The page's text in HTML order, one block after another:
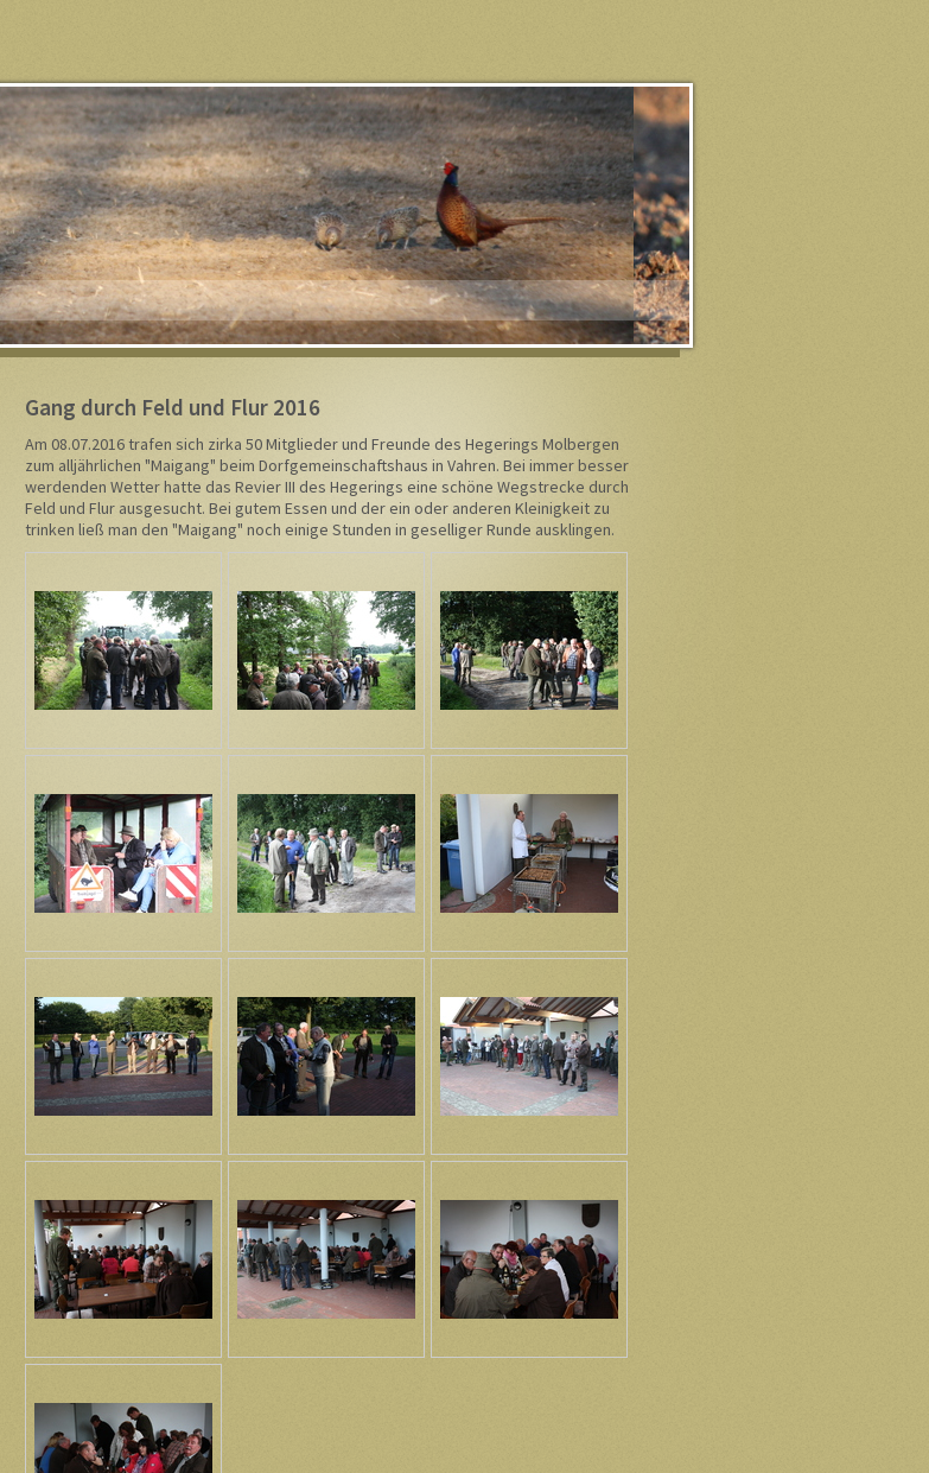
Gang durch Feld und Flur 2016
Am 08.07.2016 trafen sich zirka 50 Mitglieder und Freunde des Hegerings Molbergen
zum alljährlichen "Maigang" beim Dorfgemeinschaftshaus in Vahren. Bei immer besser
werdenden Wetter hatte das Revier III des Hegerings eine schöne Wegstrecke durch
Feld und Flur ausgesucht. Bei gutem Essen und der ein oder anderen Kleinigkeit zu
trinken ließ man den "Maigang" noch einige Stunden in geselliger Runde ausklingen.